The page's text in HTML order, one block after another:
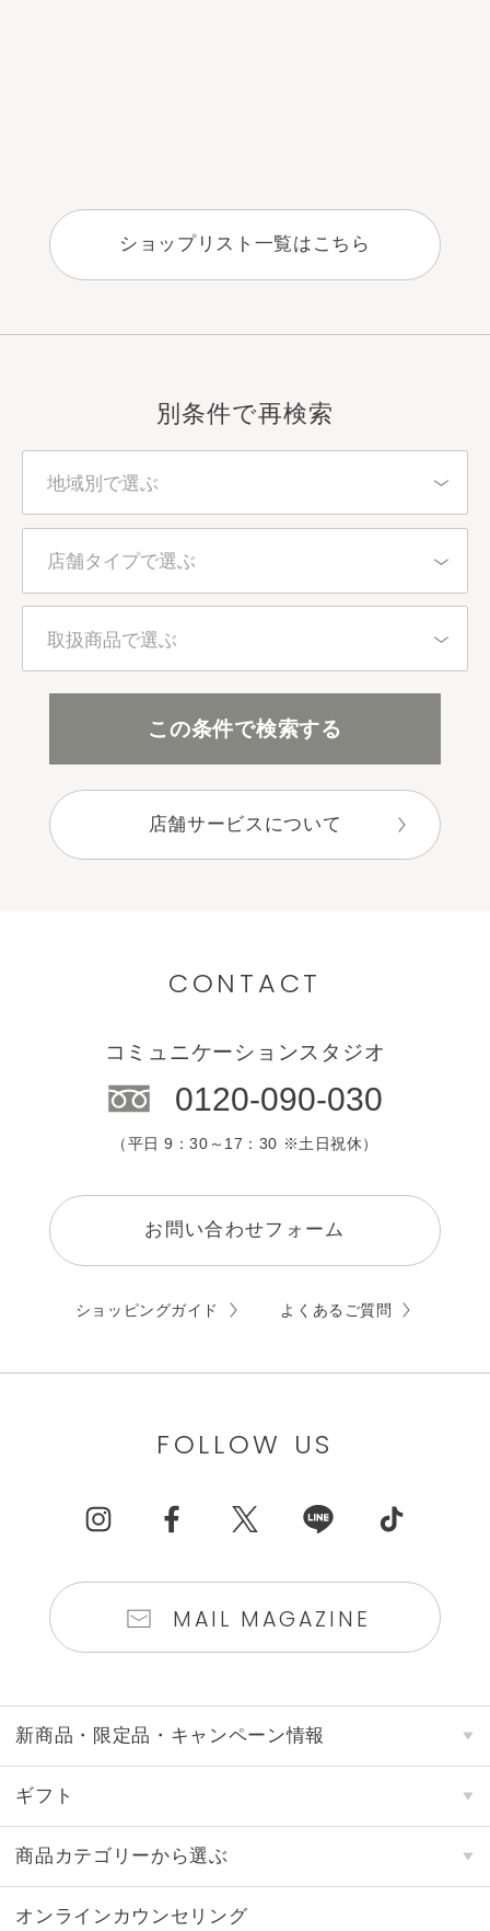
ショップリスト一覧はこちら
別条件で再検索
地域別で選ぶ
北海道・東北
店舗タイプで選ぶ
百貨店・直営店
アインズ＆トルペ（カウンセリング）
アインズ＆トルペ（セルフ）
セレクトショップ
取扱商品で選ぶ
ボディケア
カウンセリング
この条件で検索する
店舗サービスについて
CONTACT
コミュニケーションスタジオ
0120-090-030
（平日 9：30～17：30 ※土日祝休）
お問い合わせフォーム
ショッピングガイド よくあるご質問
FOLLOW US
MAIL MAGAZINE
新商品・限定品・キャンペーン情報
ギフト
商品カテゴリーから選ぶ
オンラインカウンセリング